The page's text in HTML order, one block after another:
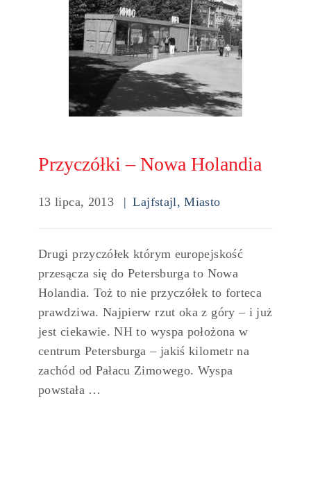
Przyczółki – Nowa Holandia
13 lipca, 2013 Lajfstajl,Miasto
Drugi przyczółek którym europejskość
przesącza się do Petersburga to Nowa
Holandia. Toż to nie przyczółek to forteca
prawdziwa. Najpierw rzut oka z góry – i już
jest ciekawie. NH to wyspa położona w
centrum Petersburga – jakiś kilometr na
zachód od Pałacu Zimowego. Wyspa
powstała …